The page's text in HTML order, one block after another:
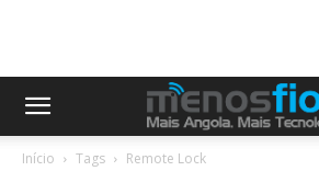
Início Tags Remote Lock